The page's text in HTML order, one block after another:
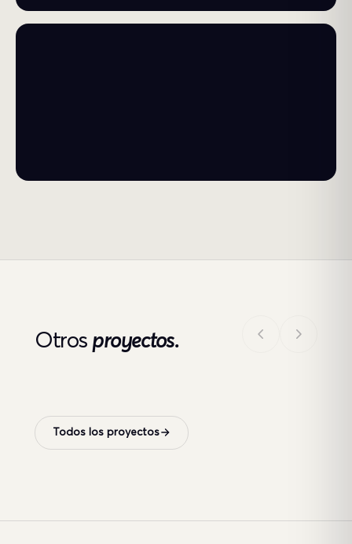
Otros proyectos.
Todos los proyectos